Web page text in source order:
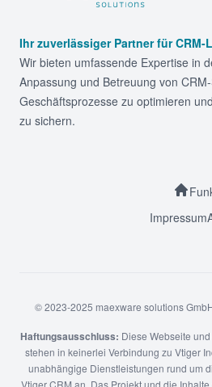
Ihr zuverlässiger Partner für CRM-
Wir bieten umfassende Expertise in
Anpassung und Betreuung von
Geschäftsprozesse zu optimieren
zu sichern.
Impressum
© 2023-2025 maexware solutions
Haftungsausschluss: Diese Webseite
stehen in keinerlei Verbindung zu Vtiger
unabhängige Dienstleistungen rund um
Vtiger CRM an. Das Projekt und die